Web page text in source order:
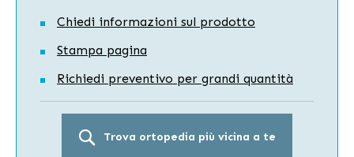
Chiedi informazioni sul prodotto
Stampa pagina
Richiedi preventivo per grandi quantità
Trova ortopedia più vicina a te